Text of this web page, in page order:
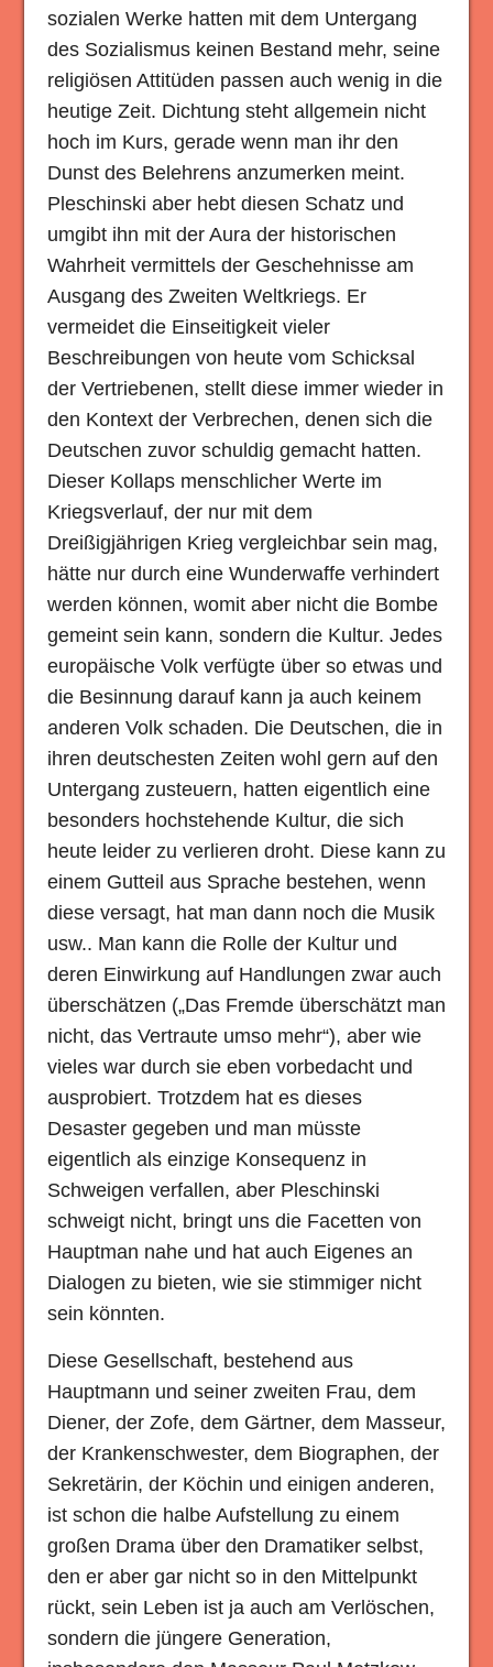
sozialen Werke hatten mit dem Untergang
des Sozialismus keinen Bestand mehr, seine
religiösen Attitüden passen auch wenig in die
heutige Zeit. Dichtung steht allgemein nicht
hoch im Kurs, gerade wenn man ihr den
Dunst des Belehrens anzumerken meint.
Pleschinski aber hebt diesen Schatz und
umgibt ihn mit der Aura der historischen
Wahrheit vermittels der Geschehnisse am
Ausgang des Zweiten Weltkriegs. Er
vermeidet die Einseitigkeit vieler
Beschreibungen von heute vom Schicksal
der Vertriebenen, stellt diese immer wieder in
den Kontext der Verbrechen, denen sich die
Deutschen zuvor schuldig gemacht hatten.
Dieser Kollaps menschlicher Werte im
Kriegsverlauf, der nur mit dem
Dreißigjährigen Krieg vergleichbar sein mag,
hätte nur durch eine Wunderwaffe verhindert
werden können, womit aber nicht die Bombe
gemeint sein kann, sondern die Kultur. Jedes
europäische Volk verfügte über so etwas und
die Besinnung darauf kann ja auch keinem
anderen Volk schaden. Die Deutschen, die in
ihren deutschesten Zeiten wohl gern auf den
Untergang zusteuern, hatten eigentlich eine
besonders hochstehende Kultur, die sich
heute leider zu verlieren droht. Diese kann zu
einem Gutteil aus Sprache bestehen, wenn
diese versagt, hat man dann noch die Musik
usw.. Man kann die Rolle der Kultur und
deren Einwirkung auf Handlungen zwar auch
überschätzen („Das Fremde überschätzt man
nicht, das Vertraute umso mehr“), aber wie
vieles war durch sie eben vorbedacht und
ausprobiert. Trotzdem hat es dieses
Desaster gegeben und man müsste
eigentlich als einzige Konsequenz in
Schweigen verfallen, aber Pleschinski
schweigt nicht, bringt uns die Facetten von
Hauptman nahe und hat auch Eigenes an
Dialogen zu bieten, wie sie stimmiger nicht
sein könnten.
Diese Gesellschaft, bestehend aus
Hauptmann und seiner zweiten Frau, dem
Diener, der Zofe, dem Gärtner, dem Masseur,
der Krankenschwester, dem Biographen, der
Sekretärin, der Köchin und einigen anderen,
ist schon die halbe Aufstellung zu einem
großen Drama über den Dramatiker selbst,
den er aber gar nicht so in den Mittelpunkt
rückt, sein Leben ist ja auch am Verlöschen,
sondern die jüngere Generation,